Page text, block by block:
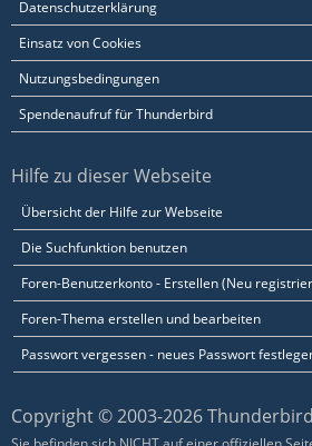
Datenschutzerklärung
Einsatz von Cookies
Nutzungsbedingungen
Spendenaufruf für Thunderbird
Hilfe zu dieser Webseite
Übersicht der Hilfe zur Webseite
Die Suchfunktion benutzen
Foren-Benutzerkonto - Erstellen (Neu
Foren-Thema erstellen und bearbeiten
Passwort vergessen - neues Passwort
Copyright © 2003-2026